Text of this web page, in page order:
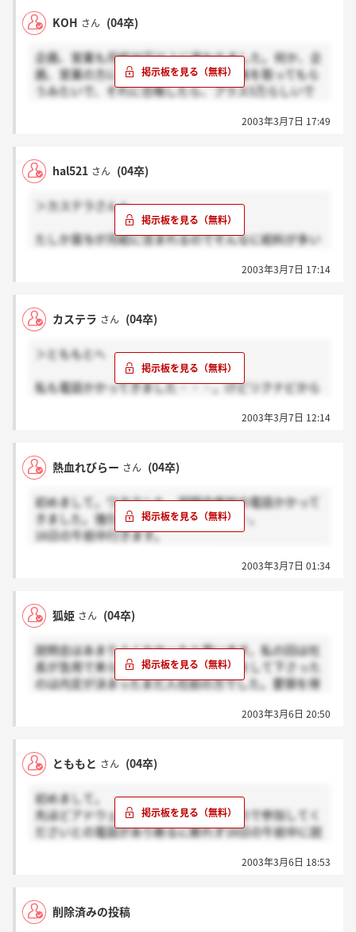
リクナビで予約という方法で言えばよかったですね。
考えつかなかったです。断るに断れないし、とりあえ
りませんが。
KOH さん (04卒)
企画、営業も月給30万以上に変わりました。何か、企
画、営業の方には社内アナリストの資格を取ってもら
うみたいで、それに合格したら、プラス5万らしいで
気は確かにします。今度、質問させてもらえるような
あと、2chにあることをこの掲示板見て知ったので、
分の知っている人間もあのサイトで中傷にあったこと
があるので分かりますが、デマが多い上に、それに喰
いつくおかしな人まで加わるので、どうしようもない
2003年3月7日 17:49
hal521 さん (04卒)
＞カステラさんへ
たしか賞与が月給に含まれるのでそんなに給料が多い
月給25万という話でしたが、3次面接を受けたときに
万ですから、そう高くもないと思います。
2003年3月7日 17:14
カステラ さん (04卒)
＞とももとへ
私も電話かかってきました・・・。けどリクナビから
てきたらなんか緊張しますよね・・・へたに断りにく
待遇が月給33万以上って書いてました。これってあり
えなくないですか？？強引やけど営業とかで、目標以
けど・・・あと、HP見て副社長確かに気持ち悪いかも
＾＾；
後2ちゃんねるはあんまし当てにしないほうがいいで
この会社についてのコメントはまじがってるとは思わ
2003年3月7日 12:14
熱血れびらー さん (04卒)
初めまして。ワタクシも、説明会参加の電話かかって
きました。強引に予約、、、。大阪弁…。
16日の午前中行きます。
2003年3月7日 01:34
狐姫 さん (04卒)
説明会はあまりよくなかったと思います。私の回は社
長が急用で来られなかったため、説明をして下さった
のは内定が決まったまだ入社前の方でした。要領を得
です。まだこの会社は出来て新しいので、会社の体裁
ここの会社の鍵は社長だと思います。社長の経営手腕
が確かなものであれば、共に会社作りから始められて
が、そんなことを言いながらも少々迷っており、社長
を見てからいろいろ決めようと思います。副社長はち
ょっといけませんよねぇ。でも自分が会社で上にのぼ
2003年3月6日 20:50
とももと さん (04卒)
初めまして。
先ほどアドウェイズから説明会があるので参加してく
ださいとの電話があり断るに断れず16日の午前中に説
思ってしまったのですが2chの書込みなど見てみると
ちょっと？です。同じような境遇の方いらっしゃいま
2003年3月6日 18:53
削除済みの投稿